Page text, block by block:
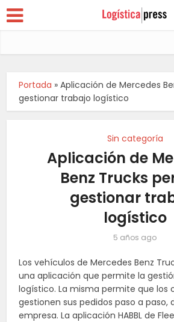
Portada »Aplicación de Mercedes
gestionar trabajo logístico
Sin categoría
Aplicación de
Benz Trucks
gestionar
logístico
5 años ago
Los vehículos de Mercedes Benz
una aplicación que permite la
logístico. La misma permite que los
gestionen sus pedidos paso a paso,
empresa. La aplicación HABBL de